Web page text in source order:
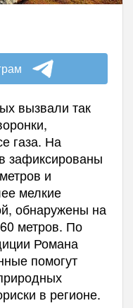
вызвали так
газа. На
зафиксированы
и
мелкие
обнаружены на
метров. По
Романа
помогут
в регионе.